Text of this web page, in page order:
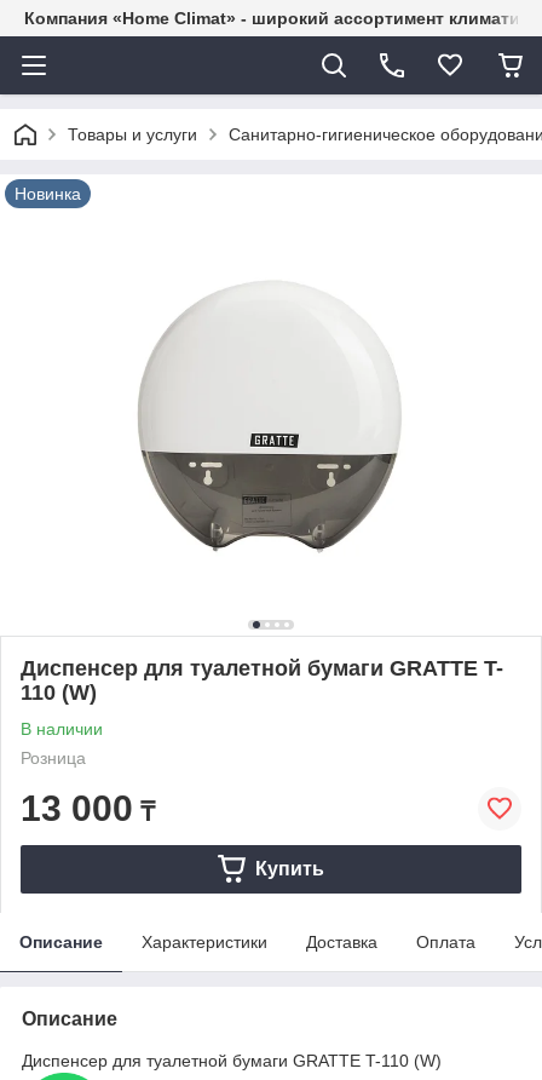
Компания «Home Climat» - широкий ассортимент
Товары и услуги Санитарно-гигиеническое
Новинка
Диспенсер для туалетной бумаги GRATTE T-
110 (W)
В наличии
Розница
13 000 ₸
Купить
Описание Характеристики Доставка Оплата
Описание
Диспенсер для туалетной бумаги GRATTE T-110 (W)